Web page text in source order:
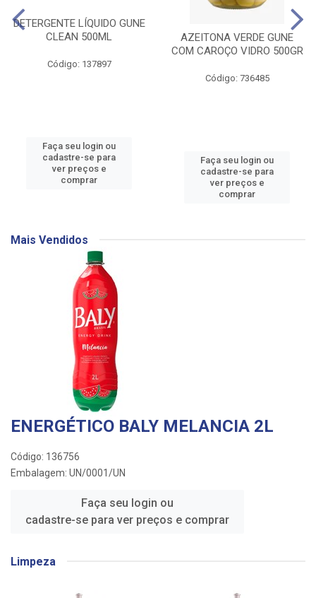
DETERGENTE LÍQUIDO GUNE
CLEAN 500ML
Código: 137897
Faça seu login ou
cadastre-se para
ver preços e
comprar
AZEITONA VERDE GUNE
COM CAROÇO VIDRO 500GR
Código: 736485
Faça seu login ou
cadastre-se para
ver preços e
comprar
Mais Vendidos
ENERGÉTICO BALY MELANCIA 2L
Código: 136756
Embalagem: UN/0001/UN
Faça seu login ou
cadastre-se para ver preços e comprar
Limpeza